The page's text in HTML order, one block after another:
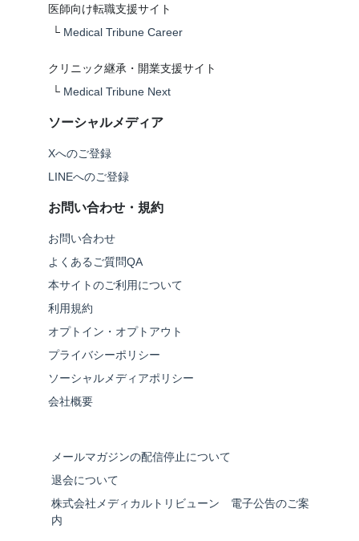
医師向け転職支援サイト
└ Medical Tribune Career
クリニック継承・開業支援サイト
└ Medical Tribune Next
ソーシャルメディア
Xへのご登録
LINEへのご登録
お問い合わせ・規約
お問い合わせ
よくあるご質問QA
本サイトのご利用について
利用規約
オプトイン・オプトアウト
プライバシーポリシー
ソーシャルメディアポリシー
会社概要
メールマガジンの配信停止について
退会について
株式会社メディカルトリビューン 電子公告のご案
内